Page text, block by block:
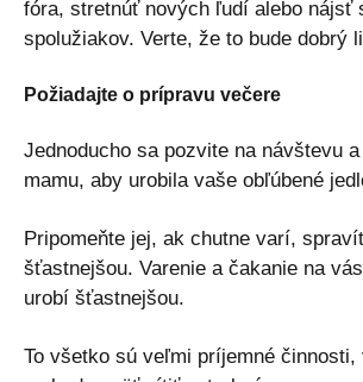
fóra, stretnúť nových ľudí alebo nájsť
spolužiakov. Verte, že to bude dobrý
Požiadajte o prípravu večere
Jednoducho sa pozvite na návštevu
mamu, aby urobila vaše obľúbené
Pripomeňte jej, ak chutne varí,
šťastnejšou. Varenie a čakanie na
urobí šťastnejšou.
To všetko sú veľmi príjemné činnosti,